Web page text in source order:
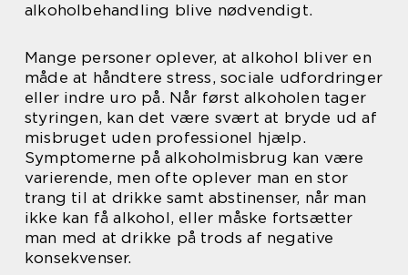
alkoholbehandling blive nødvendigt.
Mange personer oplever, at alkohol bliver en
måde at håndtere stress, sociale udfordringer
eller indre uro på. Når først alkoholen tager
styringen, kan det være svært at bryde ud af
misbruget uden professionel hjælp.
Symptomerne på alkoholmisbrug kan være
varierende, men ofte oplever man en stor
trang til at drikke samt abstinenser, når man
ikke kan få alkohol, eller måske fortsætter
man med at drikke på trods af negative
konsekvenser.